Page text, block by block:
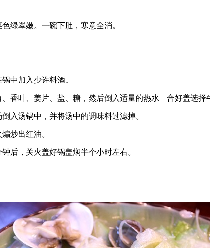
绿翠嫩。一碗下肚，寒意全消。
中加入少许料酒。
香叶、姜片、盐、糖，然后倒入适量的热水，合好盖选择
入汤锅中，并将汤中的调味料过滤掉。
炒出红油。
后，关火盖好锅盖焖半个小时左右。